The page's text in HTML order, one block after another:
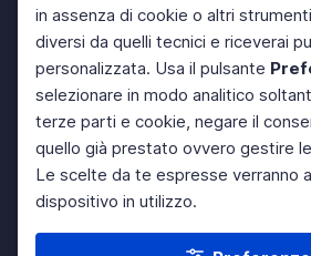
in assenza di cookie o altri
diversi da quelli tecnici e riceverai
personalizzata. Usa il pulsante
selezionare in modo analitico
terze parti e cookie, negare il
quello già prestato ovvero gestire
Le scelte da te espresse verranno
dispositivo in utilizzo.